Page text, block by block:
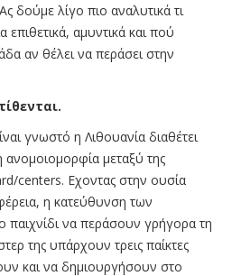
δούμε λίγο πιο αναλυτικά τι
επιθετικά, αμυντικά και πού
αν θέλει να περάσει στην
γνωστό η Λιθουανία διαθέτει
ανομοιομορφία μεταξύ της
centers. Εχοντας στην ουσία
η κατεύθυνση των
παιχνίδι να περάσουν γρήγορα τη
της υπάρχουν τρεις παίκτες
και να δημιουργήσουν στο